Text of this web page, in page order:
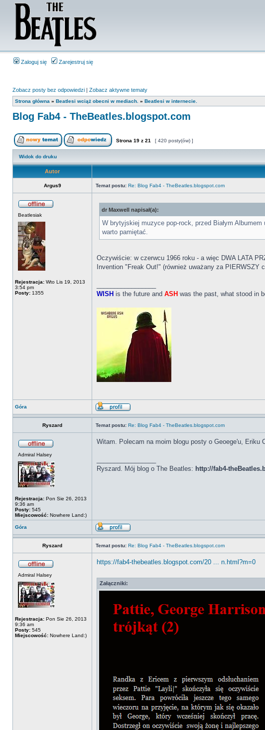
Zaloguj się Zarejestruj się
Zobacz posty bez odpowiedzi | Zobacz aktywne tematy
Strona główna » Beatlesi wciąż obecni w mediach. » Beatlesi w internecie.
Blog Fab4 - TheBeatles.blogspot.com
Strona 19 z 21 [ 420 posty(ów) ]
Widok do druku
Autor
Argus9 Temat postu: Re: Blog Fab4 - TheBeatles.blogspot.com
Beatlesiak
Rejestracja: Wto Lis 19, 2013
3:54 pm
Posty: 1355
dr Maxwell napisał(a):
W brytyjskiej muzyce pop-rock, przed Białym
warto pamiętać.
Oczywiście: w czerwcu 1966 roku - a więc DWA LATA
Invention "Freak Out!" (również uważany za PIERWSZY
WISH is the future and ASH was the past, what stood in
Góra
Ryszard Temat postu: Re: Blog Fab4 - TheBeatles.blogspot.com
Admiral Halsey
Rejestracja: Pon Sie 26, 2013
9:36 am
Posty: 545
Miejscowość: Nowhere Land:)
Witam. Polecam na moim blogu posty o Geoege'u, Eriku
Ryszard. Mój blog o The Beatles: http://fab4-
Góra
Ryszard Temat postu: Re: Blog Fab4 - TheBeatles.blogspot.com
Admiral Halsey
Rejestracja: Pon Sie 26, 2013
9:36 am
Posty: 545
Miejscowość: Nowhere Land:)
https://fab4-thebeatles.blogspot.com/20 ... n.html?m=0
Załączniki: